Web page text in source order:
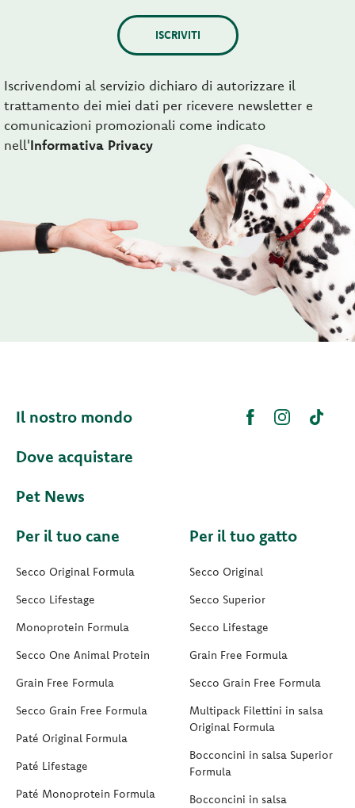
ISCRIVITI
Iscrivendomi al servizio dichiaro di autorizzare il
trattamento dei miei dati per ricevere newsletter e
comunicazioni promozionali come indicato
nell'Informativa Privacy
Il nostro mondo
Dove acquistare
Pet News
Per il tuo cane
Secco Original Formula
Secco Lifestage
Monoprotein Formula
Secco One Animal Protein
Grain Free Formula
Secco Grain Free Formula
Paté Original Formula
Paté Lifestage
Paté Monoprotein Formula
Per il tuo gatto
Secco Original
Secco Superior
Secco Lifestage
Grain Free Formula
Secco Grain Free Formula
Multipack Filettini in salsa
Original Formula
Bocconcini in salsa Superior
Formula
Bocconcini in salsa